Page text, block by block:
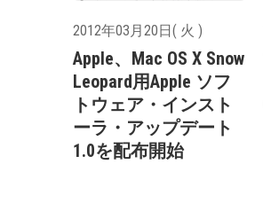
2012年03月20日( 火 )
Apple、Mac OS X Snow
Leopard用Apple ソフ
トウェア・インスト
ーラ・アップデート
1.0を配布開始